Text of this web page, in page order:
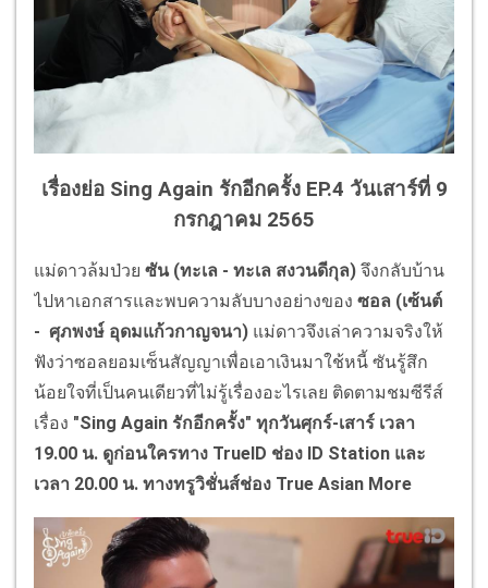
เรื่องย่อ Sing Again รักอีกครั้ง EP.4 วันเสาร์ที่ 9
กรกฎาคม 2565
แม่ดาวล้มป่วย ซัน (ทะเล - ทะเล สงวนดีกุล) จึงกลับบ้าน
ไปหาเอกสารและพบความลับบางอย่างของ ซอล (เซ้นต์
- ศุภพงษ์ อุดมแก้วกาญจนา) แม่ดาวจึงเล่าความจริงให้
ฟังว่าซอลยอมเซ็นสัญญาเพื่อเอาเงินมาใช้หนี้ ซันรู้สึก
น้อยใจที่เป็นคนเดียวที่ไม่รู้เรื่องอะไรเลย ติดตามชมซีรีส์
เรื่อง "Sing Again รักอีกครั้ง" ทุกวันศุกร์-เสาร์ เวลา
19.00 น. ดูก่อนใครทาง TrueID ช่อง ID Station และ
เวลา 20.00 น. ทางทรูวิชั่นส์ช่อง True Asian More